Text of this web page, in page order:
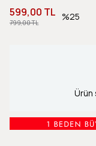
799,00 TL
599,00 TL 25
Ürün